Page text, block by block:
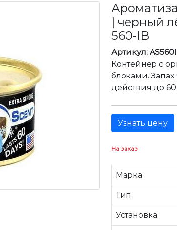
| черный
560-IB
Артикул:
Контейнер с
блоками.
действия до
Узнать цену
На заказ
Марка
Тип
Установка